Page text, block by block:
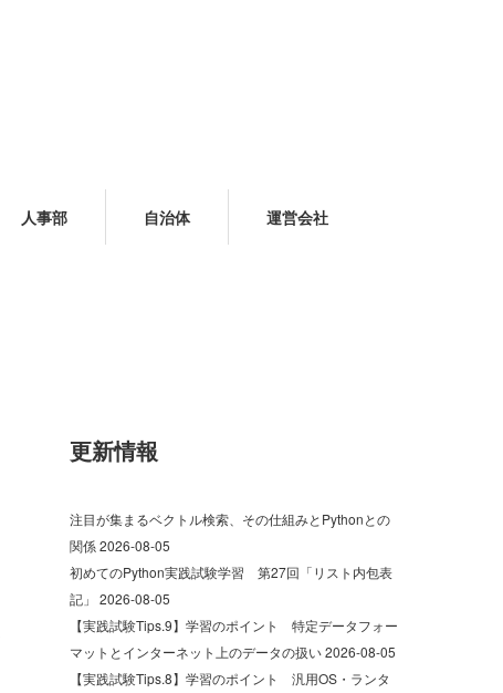
人事部 自治体 運営会社
更新情報
注目が集まるベクトル検索、その仕組みとPythonとの
関係2026-08-05
初めてのPython実践試験学習 第27回「リスト内包表
記」 2026-08-05
【実践試験Tips.9】学習のポイント 特定データフォー
マットとインターネット上のデータの扱い2026-08-05
【実践試験Tips.8】学習のポイント 汎用OS・ランタ